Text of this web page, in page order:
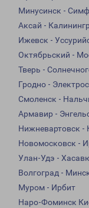
Минусинск -
Аксай -
Ижевск -
Октябрьский -
Тверь -
Гродно -
Смоленск -
Армавир -
Нижневартовск -
Новомосковск -
Улан-Удэ -
Волгоград -
Муром - Ирбит
Наро-Фоминск